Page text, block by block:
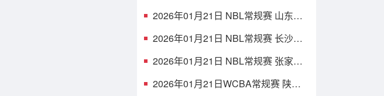
2026年01月21日 NBL常规赛 山东蜜
2026年01月21日 NBL常规赛 长沙勇
2026年01月21日 NBL常规赛 张家口
2026年01月21日WCBA常规赛 陕西